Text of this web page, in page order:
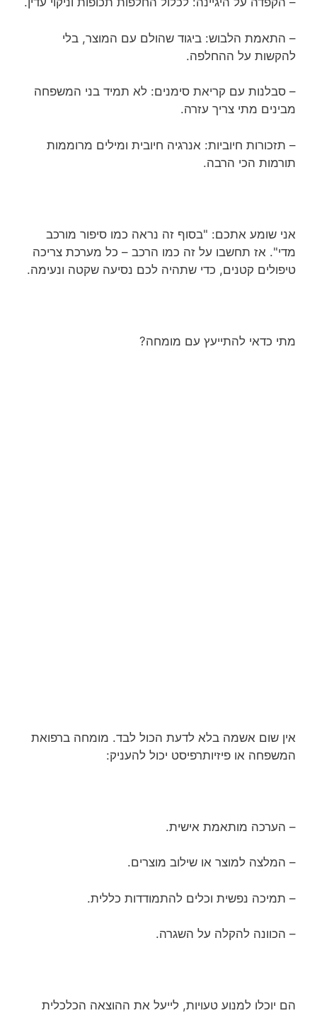
– התאמת הלבוש: ביגוד שהולם עם המוצר, בלי
להקשות על ההחלפה.
– סבלנות עם קריאת סימנים: לא תמיד בני המשפחה
מבינים מתי צריך עזרה.
– תזכורות חיוביות: אנרגיה חיובית ומילים מרוממות
תורמות הכי הרבה.
אני שומע אתכם: "בסוף זה נראה כמו סיפור מורכב
מדי". אז תחשבו על זה כמו הרכב – כל מערכת צריכה
טיפולים קטנים, כדי שתהיה לכם נסיעה שקטה ונעימה.
מתי כדאי להתייעץ עם מומחה?
אין שום אשמה בלא לדעת הכול לבד. מומחה ברפואת
המשפחה או פיזיותרפיסט יכול להעניק:
– הערכה מותאמת אישית.
– המלצה למוצר או שילוב מוצרים.
– תמיכה נפשית וכלים להתמודדות כללית.
– הכוונה להקלה על השגרה.
הם יוכלו למנוע טעויות, לייעל את ההוצאה הכלכלית